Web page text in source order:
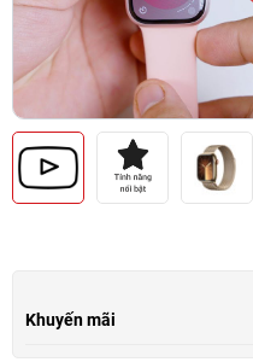
Khuyến mãi